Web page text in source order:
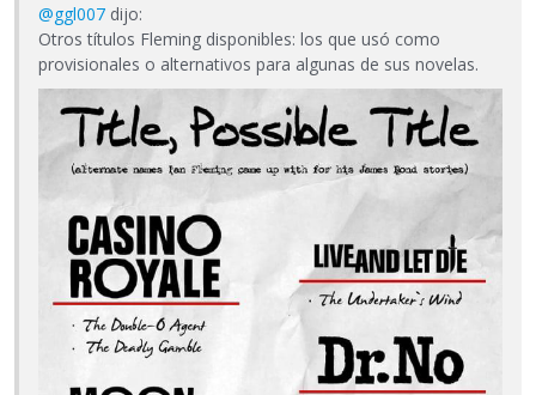
@ggl007 dijo:
Otros títulos Fleming disponibles: los que usó como
provisionales o alternativos para algunas de sus novelas.